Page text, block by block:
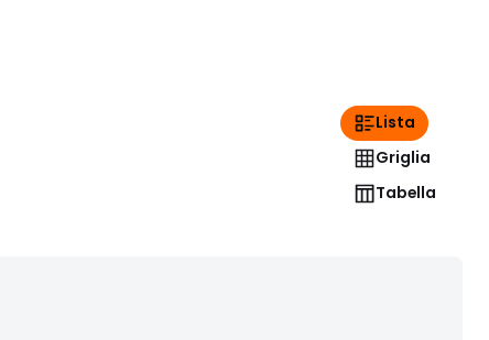
Lista
Griglia
Tabella